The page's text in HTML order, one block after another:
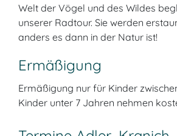
Welt der Vögel und des Wildes
unserer Radtour. Sie werden
anders es dann in der Natur ist!
Ermäßigung
Ermäßigung nur für Kinder
Kinder unter 7 Jahren nehmen